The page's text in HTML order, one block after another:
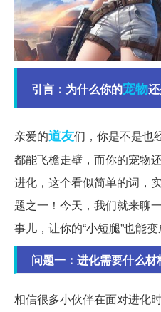
引言：为什么你的宠物
亲爱的道友们，你是不是也
都能飞檐走壁，而你的宠物
进化，这个看似简单的词，
题之一！今天，我们就来聊
事儿，让你的“小短腿”也能变
问题一：进化需要什么材
相信很多小伙伴在面对进化